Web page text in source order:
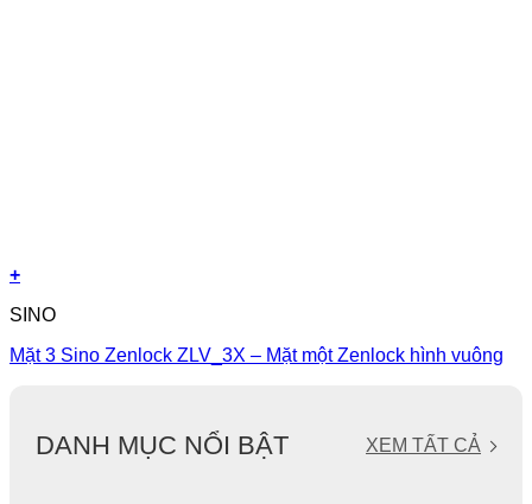
+
SINO
Mặt 3 Sino Zenlock ZLV_3X – Mặt một Zenlock hình vuông
DANH MỤC NỔI BẬT XEM TẤT CẢ